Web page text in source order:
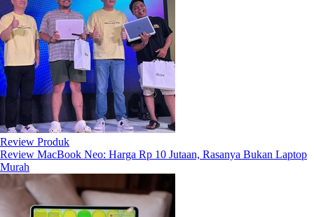
Review Produk
Review MacBook Neo: Harga Rp 10 Jutaan, Rasanya Bukan Laptop
Murah